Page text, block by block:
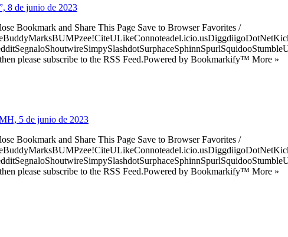
8 de junio de 2023
Bookmark and Share This Page Save to Browser Favorites /
please subscribe to the RSS Feed.Powered by Bookmarkify™ More »
5 de junio de 2023
Bookmark and Share This Page Save to Browser Favorites /
please subscribe to the RSS Feed.Powered by Bookmarkify™ More »